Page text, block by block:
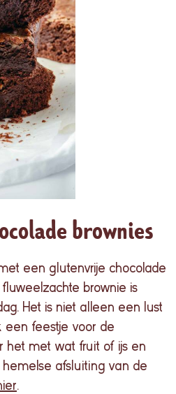
brownies
een glutenvrije chocolade
fluweelzachte brownie is
. Het is niet alleen een lust
een feestje voor de
het met wat fruit of ijs en
hemelse afsluiting van de
.